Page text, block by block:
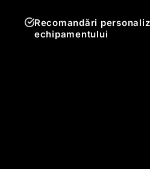
Recomandări
echipamentului